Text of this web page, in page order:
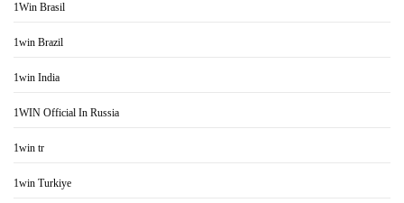
1Win Brasil
1win Brazil
1win India
1WIN Official In Russia
1win tr
1win Turkiye